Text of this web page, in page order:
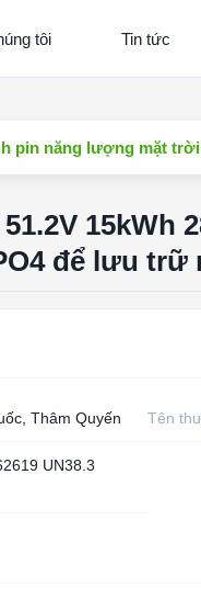
tôi Tin tức
pin năng lượng mặt
15kWh
để lưu trữ
Thâm Quyến Tên
UN38.3